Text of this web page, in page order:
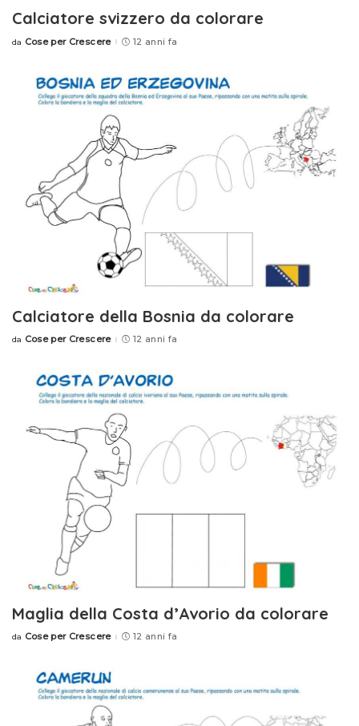
Calciatore svizzero da colorare
Posted
da Cose per Crescere 12 anni fa
Calciatore della Bosnia da colorare
Posted
da Cose per Crescere 12 anni fa
Maglia della Costa d’Avorio da colorare
Posted
da Cose per Crescere 12 anni fa